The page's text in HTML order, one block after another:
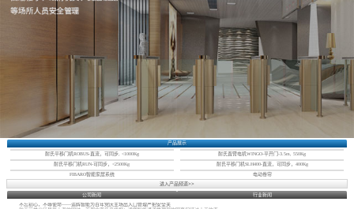
产品展示
耐氏平移门机ROBUS-直流，可同步, <1000Kg 耐氏直臂电机WINGO-平开门-3.5m, 550Kg
耐氏平移门机RUN-可同步，<2500Kg 耐氏平移门机SLH400-直流，可同步，400Kg
FIBARO智能家居系统
电动卷帘
进入产品频道>>
公司新闻
行业新闻
不忘初心，不辱使命——适辉智能为百年党庆主场出入口管理严把安全关